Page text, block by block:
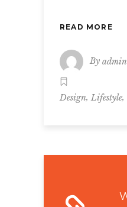
READ MORE
By admin
Design, Lifestyle,